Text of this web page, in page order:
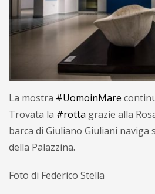
La mostra #UomoinMare
Trovata la #rotta grazie alla
barca di Giuliano Giuliani naviga
della Palazzina.
Foto di Federico Stella